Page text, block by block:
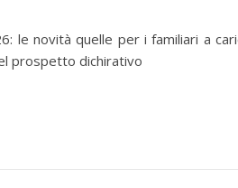
le novità quelle per i familiari a
prospetto dichirativo